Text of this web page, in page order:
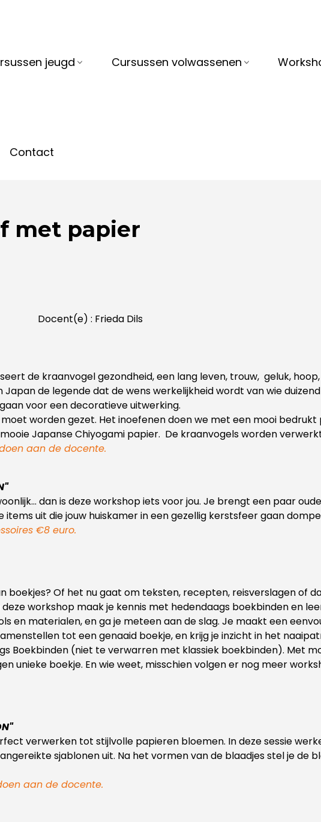
jeugd Cursussen volwassenen
Contact
met papier
Docent(e) : Frieda Dils
de kraanvogel gezondheid, een lang leven, trouw, geluk,
Japan de legende dat de wens werkelijkheid wordt van wie
voor een decoratieve uitwerking.
worden gezet. Het inoefenen doen we met een mooi
Japanse Chiyogami papier. De kraanvogels worden
aan de docente.
dan is deze workshop iets voor jou. Je brengt een paar
uit die jouw huiskamer in een gezellig kerstsfeer gaan
€8 euro.
boekjes? Of het nu gaat om teksten, recepten, reisverslagen of
workshop maak je kennis met hedendaags boekbinden en
en materialen, en ga je meteen aan de slag. Je maakt een
tot een genaaid boekje, en krijg je inzicht in het
Boekbinden (niet te verwarren met klassiek boekbinden). Met
unieke boekje. En wie weet, misschien volgen er nog meer
verwerken tot stijlvolle papieren bloemen. In deze sessie
sjablonen uit. Na het vormen van de blaadjes stel je de
aan de docente.